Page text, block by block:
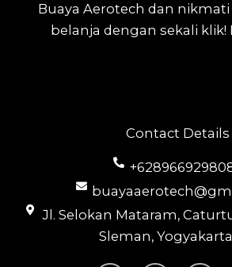
Contact Details
Jl. Selokan Mataram,
Sleman, Yogyakarta
Buaya Aerotech dan
belanja dengan sekali klik!